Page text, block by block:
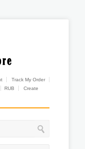
Track My Order
RUB
Create